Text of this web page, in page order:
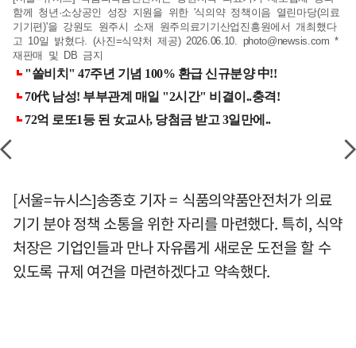
함께 청년·소상공인 성장 지원을 위한 '식의약 정책이음 열린마당(의료
기기편)'을 강원도 원주시 소재 원주의료기기산업진흥원에서 개최했다
고 10일 밝혔다. (사진=식약처 제공) 2026.06.10. photo@newsis.com *
재판매 및 DB 금지
[서울=뉴시스]송종호 기자 = 식품의약품안전처가 의료
기기 분야 정책 소통을 위한 자리를 마련했다. 특히, 식약
처장은 기업인들과 만나 자유롭게 새로운 도전을 할 수
있도록 규제 여건을 마련하겠다고 약속했다.